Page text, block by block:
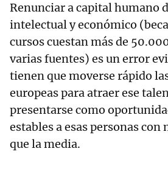
Renunciar a capital humano
intelectual y económico
cursos cuestan más de
varias fuentes) es un error
tienen que moverse rápido
europeas para atraer ese
presentarse como
estables a esas personas
que la media.